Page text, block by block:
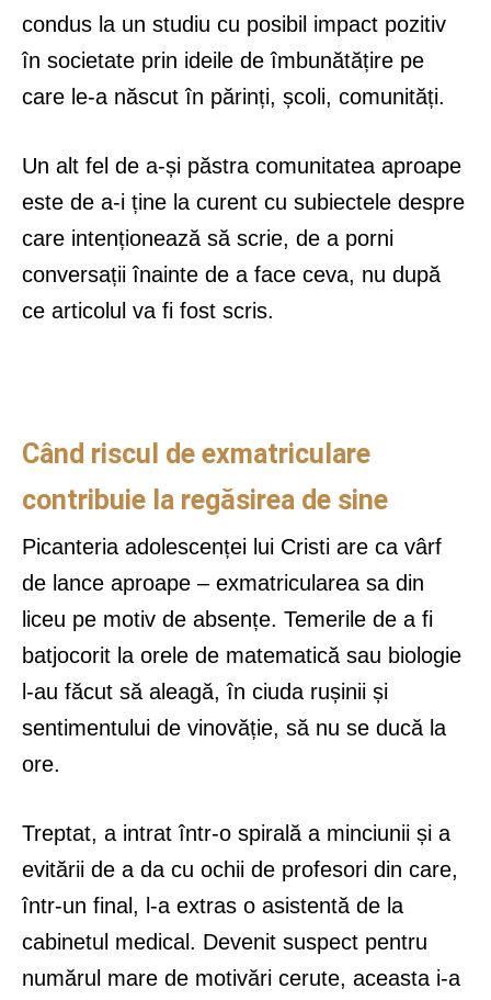
condus la un studiu cu posibil impact pozitiv
în societate prin ideile de îmbunătățire pe
care le-a născut în părinți, școli, comunități.
Un alt fel de a-și păstra comunitatea aproape
este de a-i ține la curent cu subiectele despre
care intenționează să scrie, de a porni
conversații înainte de a face ceva, nu după
ce articolul va fi fost scris.
Când riscul de exmatriculare
contribuie la regăsirea de sine
Picanteria adolescenței lui Cristi are ca vârf
de lance aproape – exmatricularea sa din
liceu pe motiv de absențe. Temerile de a fi
batjocorit la orele de matematică sau biologie
l-au făcut să aleagă, în ciuda rușinii și
sentimentului de vinovăție, să nu se ducă la
ore.
Treptat, a intrat într-o spirală a minciunii și a
evitării de a da cu ochii de profesori din care,
într-un final, l-a extras o asistentă de la
cabinetul medical. Devenit suspect pentru
numărul mare de motivări cerute, aceasta i-a